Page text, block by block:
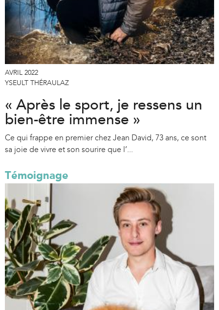
AVRIL 2022
YSEULT THÉRAULAZ
« Après le sport, je ressens un
bien-être immense »
Ce qui frappe en premier chez Jean David, 73 ans, ce sont
sa joie de vivre et son sourire que l’...
Témoignage